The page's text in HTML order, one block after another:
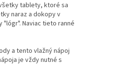
tablety, ktoré sa
naraz a dokopy v
"lógr". Naviac tieto ranné
a tento vlažný nápoj
je vždy nutné s